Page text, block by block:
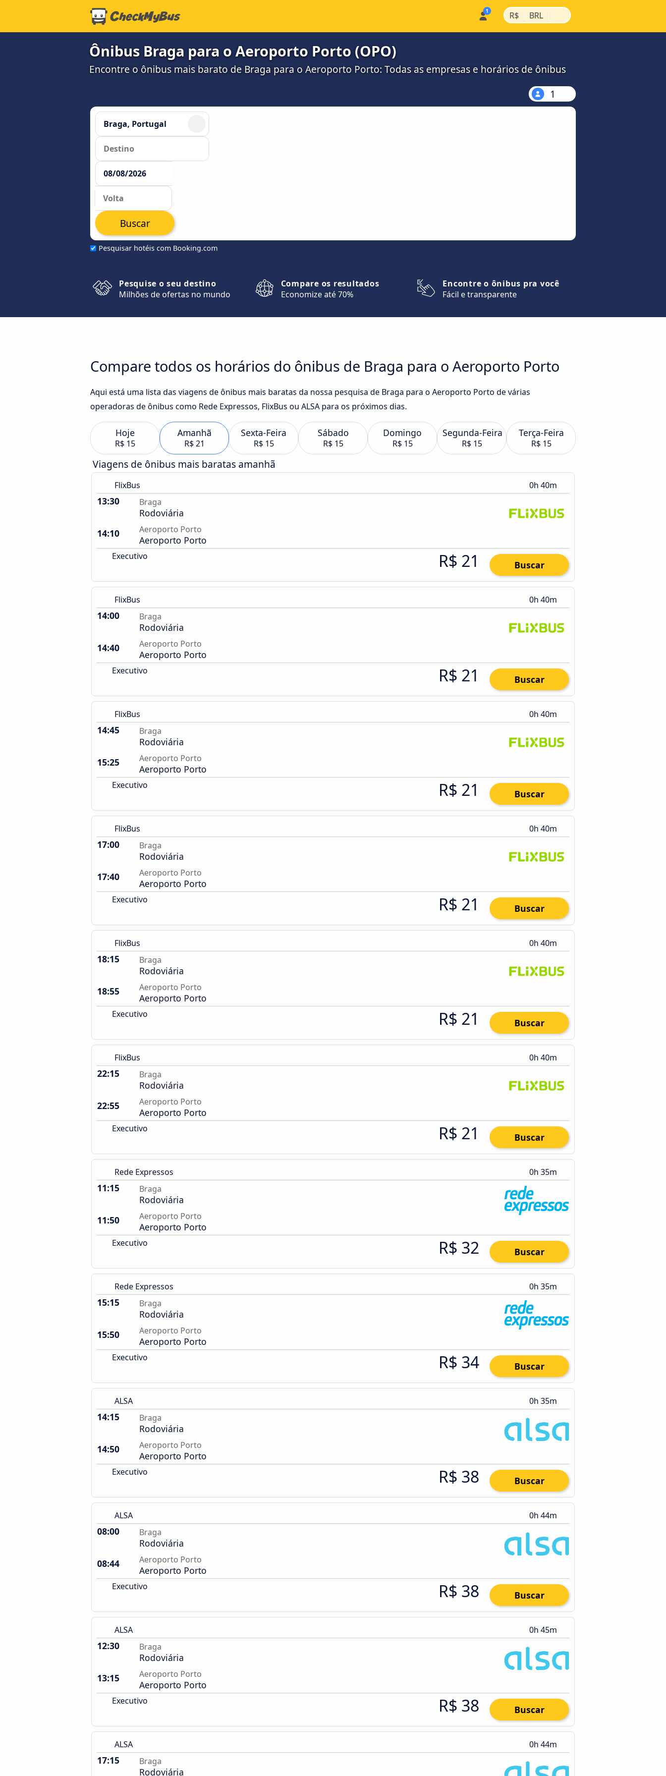
R$ | BRL |
Ônibus Braga para o Aeroporto Porto (OPO)
Encontre o ônibus mais barato de Braga para o Aeroporto Porto: Todas as empresas e horários de ônibus
1
Pesquisar hotéis com Booking.com
Buscar
Pesquise o seu destino
Milhões de ofertas no mundo
Compare os resultados
Economize até 70%
Encontre o ônibus pra você
Fácil e transparente
Compare todos os horários do ônibus de Braga para o Aeroporto Porto
Aqui está uma lista das viagens de ônibus mais baratas da nossa pesquisa de Braga para o Aeroporto Porto de várias
operadoras de ônibus como Rede Expressos, FlixBus ou ALSA para os próximos dias.
Hoje
R$ 15
Amanhã
R$ 21
Sexta-Feira
R$ 15
Sábado
R$ 15
Domingo
R$ 15
Segunda-Feira
R$ 15
Terça-Feira
R$ 15
Viagens de ônibus mais baratas amanhã
FlixBus 0h 40m
13:30 Braga
Rodoviária
14:10
Aeroporto Porto
Aeroporto Porto
Executivo R$ 21 Buscar
FlixBus 0h 40m
14:00 Braga
Rodoviária
14:40
Aeroporto Porto
Aeroporto Porto
Executivo R$ 21 Buscar
FlixBus 0h 40m
14:45 Braga
Rodoviária
15:25
Aeroporto Porto
Aeroporto Porto
Executivo R$ 21 Buscar
FlixBus 0h 40m
17:00 Braga
Rodoviária
17:40
Aeroporto Porto
Aeroporto Porto
Executivo R$ 21 Buscar
FlixBus 0h 40m
18:15 Braga
Rodoviária
18:55
Aeroporto Porto
Aeroporto Porto
Executivo R$ 21 Buscar
FlixBus 0h 40m
22:15 Braga
Rodoviária
22:55
Aeroporto Porto
Aeroporto Porto
Executivo R$ 21 Buscar
Rede Expressos 0h 35m
11:15 Braga
Rodoviária
11:50
Aeroporto Porto
Aeroporto Porto
Executivo R$ 32 Buscar
Rede Expressos 0h 35m
15:15 Braga
Rodoviária
15:50
Aeroporto Porto
Aeroporto Porto
Executivo R$ 34 Buscar
ALSA 0h 35m
14:15 Braga
Rodoviária
14:50
Aeroporto Porto
Aeroporto Porto
Executivo R$ 38 Buscar
ALSA 0h 44m
08:00 Braga
Rodoviária
08:44
Aeroporto Porto
Aeroporto Porto
Executivo R$ 38 Buscar
ALSA 0h 45m
12:30 Braga
Rodoviária
13:15
Aeroporto Porto
Aeroporto Porto
Executivo R$ 38 Buscar
ALSA 0h 44m
17:15 Braga
Rodoviária